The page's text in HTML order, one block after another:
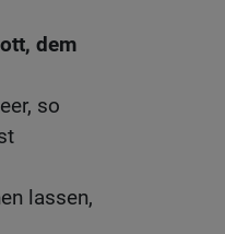
dem
so
lassen,